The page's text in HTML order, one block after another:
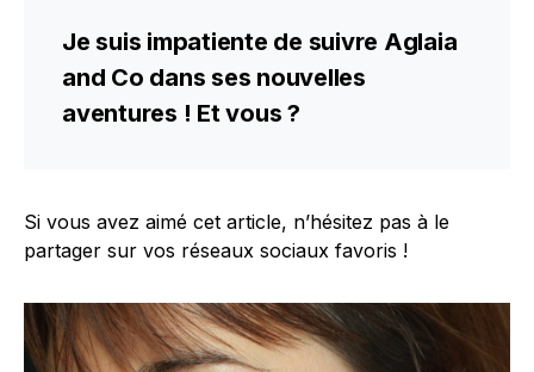
Je suis impatiente de suivre Aglaia
and Co dans ses nouvelles
aventures ! Et vous ?
Si vous avez aimé cet article, n’hésitez pas à le
partager sur vos réseaux sociaux favoris !